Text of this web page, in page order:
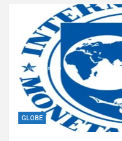
GLOBE